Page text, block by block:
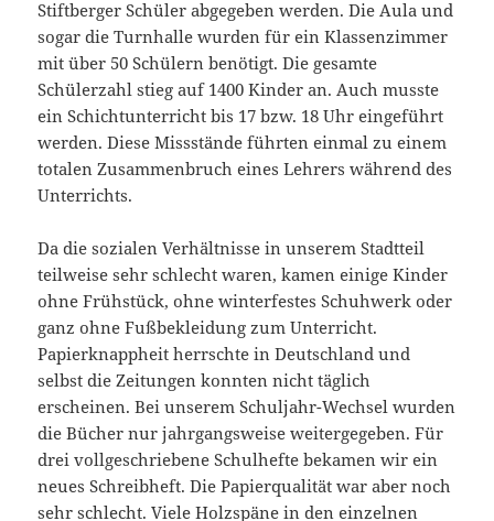
Stiftberger Schüler abgegeben werden. Die Aula und
sogar die Turnhalle wurden für ein Klassenzimmer
mit über 50 Schülern benötigt. Die gesamte
Schülerzahl stieg auf 1400 Kinder an. Auch musste
ein Schichtunterricht bis 17 bzw. 18 Uhr eingeführt
werden. Diese Missstände führten einmal zu einem
totalen Zusammenbruch eines Lehrers während des
Unterrichts.
Da die sozialen Verhältnisse in unserem Stadtteil
teilweise sehr schlecht waren, kamen einige Kinder
ohne Frühstück, ohne winterfestes Schuhwerk oder
ganz ohne Fußbekleidung zum Unterricht.
Papierknappheit herrschte in Deutschland und
selbst die Zeitungen konnten nicht täglich
erscheinen. Bei unserem Schuljahr-Wechsel wurden
die Bücher nur jahrgangsweise weitergegeben. Für
drei vollgeschriebene Schulhefte bekamen wir ein
neues Schreibheft. Die Papierqualität war aber noch
sehr schlecht. Viele Holzspäne in den einzelnen